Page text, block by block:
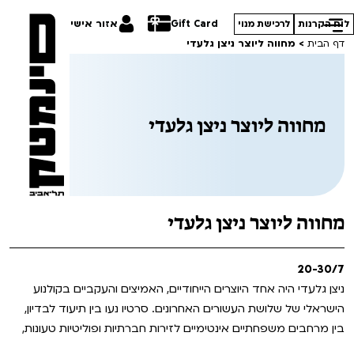
Gift Card אזור אישי לוח הקרנות לרכישת מנוי
טרום בכורה
סרט פלוס
לילדים ולכל המשפחה
תכניות מיוחדות
במראה הישראלית
מחווה לג'ון קסאווטס
סדרות עונת 26/27
קורסים
ההזמנות שלי
דף הבית > מחווה ליוצר ניצן גלעדי
מחווה ליוצר ניצן גלעדי
מחווה ליוצר ניצן גלעדי
20-30/7
ניצן גלעדי היה אחד היוצרים הייחודיים, האמיצים והעקביים בקולנוע
הישראלי של שלושת העשורים האחרונים. סרטיו נעו בין תיעוד לבדיון,
בין מרחבים משפחתיים אינטימיים לזירות חברתיות ופוליטיות טעונות,